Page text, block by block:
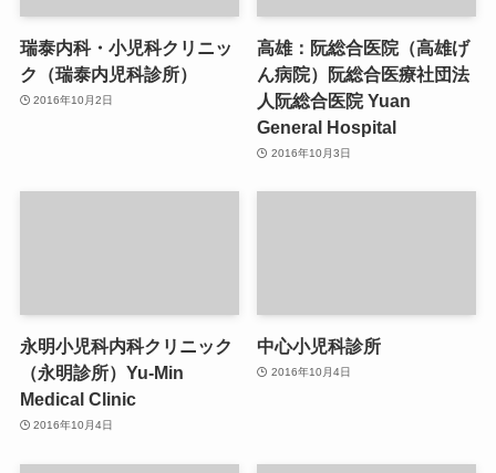
瑞泰内科・小児科クリニッ
ク（瑞泰内児科診所）
2016年10月2日
高雄：阮総合医院（高雄げ
ん病院）阮総合医療社団法
人阮総合医院 Yuan
General Hospital
2016年10月3日
永明小児科内科クリニック
（永明診所）Yu-Min
Medical Clinic
2016年10月4日
中心小児科診所
2016年10月4日